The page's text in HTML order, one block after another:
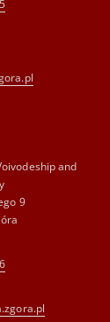
and
9